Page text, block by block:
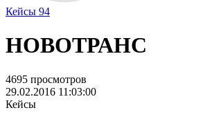
Кейсы 94
НОВОТРАНС
4695 просмотров
29.02.2016 11:03:00
Кейсы